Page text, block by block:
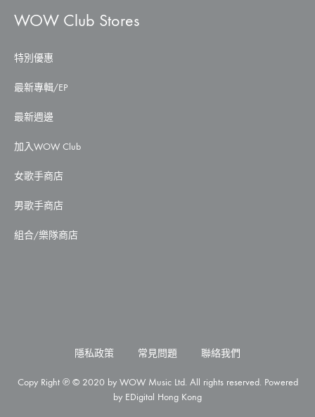
WOW Club Stores
特別優惠
最新專輯/EP
最新週邊
加入WOW Club
女歌手商店
男歌手商店
組合/樂隊商店
Copy Right ℗ © 2020 by WOW Music Ltd. All rights reserved. Powered
by EDigital Hong Kong
隱私政策 常見問題 聯絡我們